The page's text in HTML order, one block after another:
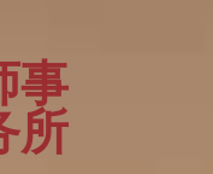
事
所